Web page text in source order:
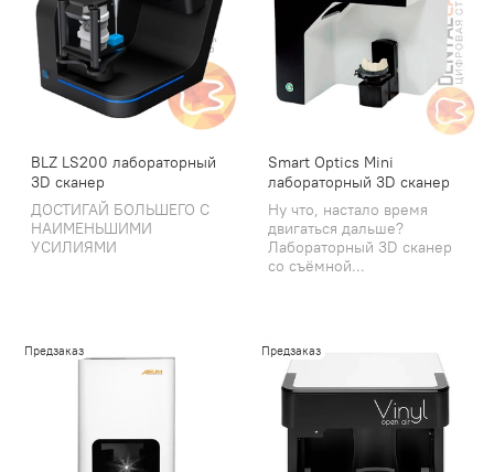
BLZ LS200 лабораторный
3D сканер
ДОСТИГАЙ БОЛЬШЕГО С
НАИМЕНЬШИМИ
УСИЛИЯМИ
Smart Optics Mini
лабораторный 3D сканер
Ну что, настало время
двигаться дальше?
Лабораторный 3D сканер
со съёмной...
Предзаказ Предзаказ